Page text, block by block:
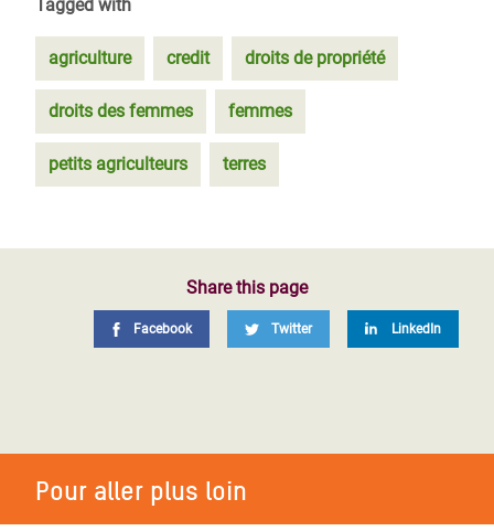
Tagged with
agriculture credit droits de propriété
droits des femmes femmes
petits agriculteurs terres
Share this page
Facebook Twitter LinkedIn
Pour aller plus loin